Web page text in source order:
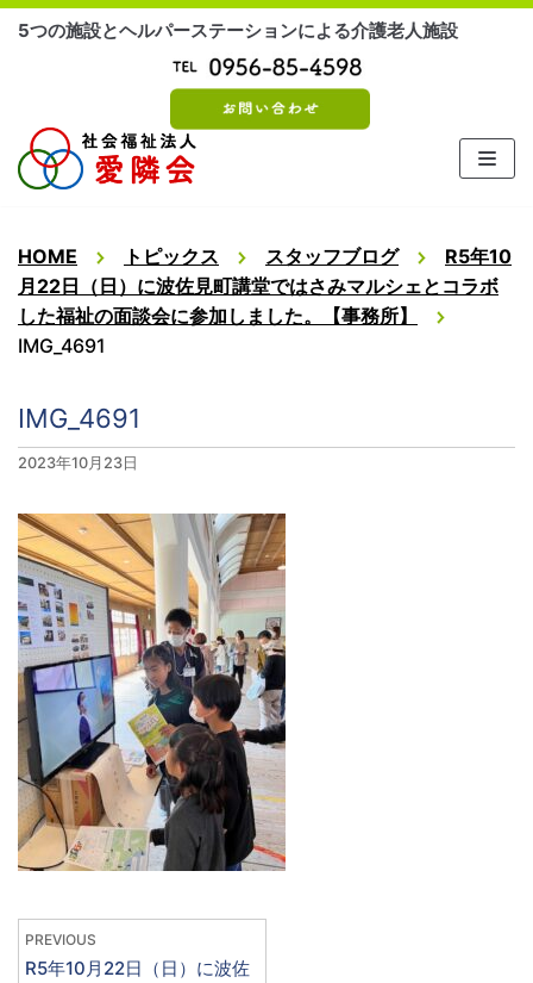
コ
ツ
に
ス
ッ
プ
5つの施設とヘルパーステーションによる介護老人施設
HOME トピックス スタッフブログ
R5年10
月22日（日）に波佐見町講堂ではさみマルシェとコラボ
した福祉の面談会に参加しました。【事務所】
IMG_4691
IMG_4691
2023年10月23日
PREVIOUS
R5年10月22日（日）に波佐